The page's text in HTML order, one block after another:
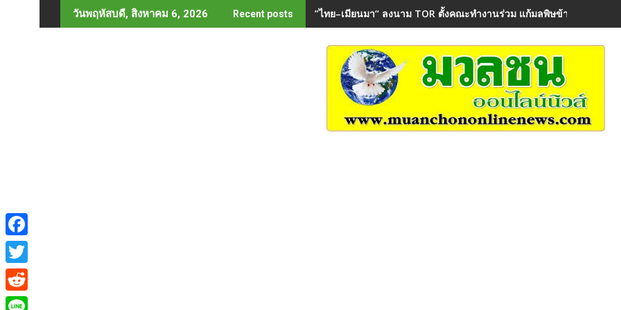
to
วันพฤหัสบดี, สิงหาคม 6, 2026 Recent posts ”ไทย–เมียนมา“ ลงนาม TOR ตั้งคณะทำงานร่วม แก้มลพิษข้ามพรมแดน
F
a
c
T
w
R